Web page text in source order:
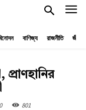
বাণিজ্য রাজনীতি
প্রাণহানির
0 801